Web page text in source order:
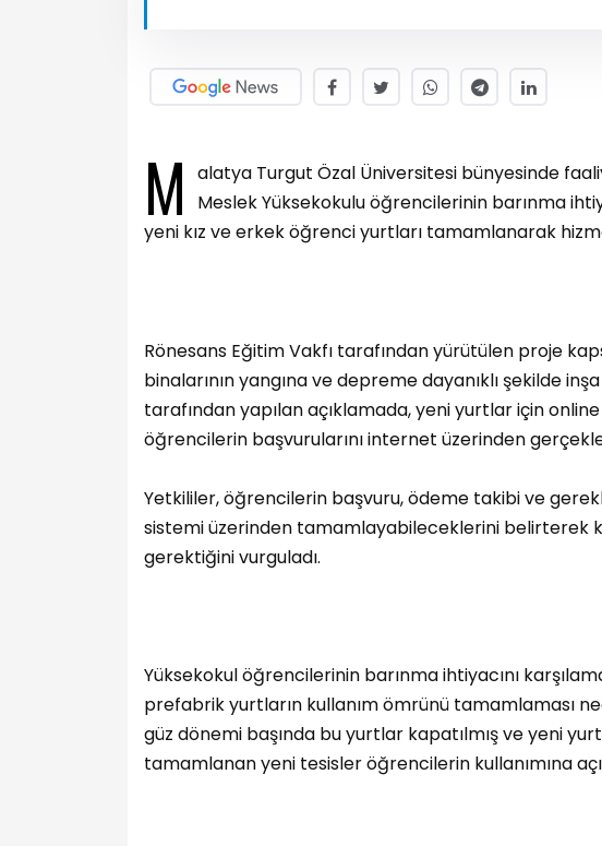
M
alatya Turgut Özal Üniversitesi bünyesinde
Meslek Yüksekokulu öğrencilerinin barınma
yeni kız ve erkek öğrenci yurtları tamamlanarak
Rönesans Eğitim Vakfı tarafından yürütülen proje
binalarının yangına ve depreme dayanıklı şekilde
tarafından yapılan açıklamada, yeni yurtlar için
öğrencilerin başvurularını internet üzerinden
Yetkililer, öğrencilerin başvuru, ödeme takibi ve
sistemi üzerinden tamamlayabileceklerini belirterek
gerektiğini vurguladı.
Yüksekokul öğrencilerinin barınma ihtiyacını
prefabrik yurtların kullanım ömrünü tamamlaması
güz dönemi başında bu yurtlar kapatılmış ve yeni
tamamlanan yeni tesisler öğrencilerin kullanımına